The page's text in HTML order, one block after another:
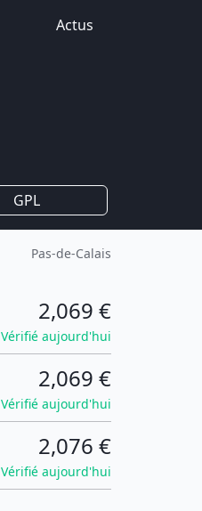
Actus
GPL
Pas-de-Calais
2,069 €
Vérifié aujourd'hui
2,069 €
Vérifié aujourd'hui
2,076 €
Vérifié aujourd'hui